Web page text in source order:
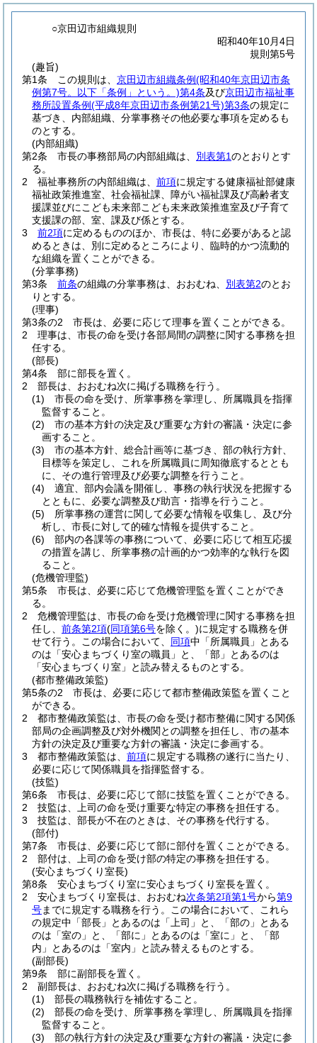
○京田辺市組織規則
昭和40年10月4日
規則第5号
(趣旨)
第1条
この規則は、 京田辺市組織条例(昭和40年京田辺市条
例第7号。以下「条例」という。)第4条及び京田辺市福祉事
務所設置条例(平成8年京田辺市条例第21号)第3条の規定に
基づき、内部組織、分掌事務その他必要な事項を定めるも
のとする。
(内部組織)
第2条
市長の事務部局の内部組織は、 別表第1のとおりとす
る。
2
福祉事務所の内部組織は、 前項に規定する健康福祉部健康
福祉政策推進室、社会福祉課、障がい福祉課及び高齢者支
援課並びにこども未来部こども未来政策推進室及び子育て
支援課の部、室、課及び係とする。
3
前2項に定めるもののほか、市長は、特に必要があると認
めるときは、別に定めるところにより、臨時的かつ流動的
な組織を置くことができる。
(分掌事務)
第3条
前条の組織の分掌事務は、おおむね、 別表第2のとお
りとする。
(理事)
第3条の2
市長は、必要に応じて理事を置くことができる。
2
理事は、市長の命を受け各部局間の調整に関する事務を担
任する。
(部長)
第4条
部に部長を置く。
2
部長は、おおむね次に掲げる職務を行う。
(1)
市長の命を受け、所掌事務を掌理し、所属職員を指揮
監督すること。
(2)
市の基本方針の決定及び重要な方針の審議・決定に参
画すること。
(3)
市の基本方針、総合計画等に基づき、部の執行方針、
目標等を策定し、これを所属職員に周知徹底するととも
に、その進行管理及び必要な調整を行うこと。
(4)
適宜、部内会議を開催し、事務の執行状況を把握する
とともに、必要な調整及び助言・指導を行うこと。
(5)
所掌事務の運営に関して必要な情報を収集し、及び分
析し、市長に対して的確な情報を提供すること。
(6)
部内の各課等の事務について、必要に応じて相互応援
の措置を講じ、所掌事務の計画的かつ効率的な執行を図
ること。
(危機管理監)
第5条
市長は、必要に応じて危機管理監を置くことができ
る。
2
危機管理監は、市長の命を受け危機管理に関する事務を担
任し、 前条第2項(同項第6号を除く。)に規定する職務を併
せて行う。
この場合において、 同項中「所属職員」とある
のは「安心まちづくり室の職員」と、「部」とあるのは
「安心まちづくり室」と読み替えるものとする。
(都市整備政策監)
第5条の2
市長は、必要に応じて都市整備政策監を置くこと
ができる。
2
都市整備政策監は、市長の命を受け都市整備に関する関係
部局の企画調整及び対外機関との調整を担任し、市の基本
方針の決定及び重要な方針の審議・決定に参画する。
3
都市整備政策監は、 前項に規定する職務の遂行に当たり、
必要に応じて関係職員を指揮監督する。
(技監)
第6条
市長は、必要に応じて部に技監を置くことができる。
2
技監は、上司の命を受け重要な特定の事務を担任する。
3
技監は、部長が不在のときは、その事務を代行する。
(部付)
第7条
市長は、必要に応じて部に部付を置くことができる。
2
部付は、上司の命を受け部の特定の事務を担任する。
(安心まちづくり室長)
第8条
安心まちづくり室に安心まちづくり室長を置く。
2
安心まちづくり室長は、おおむね次条第2項第1号から第9
号までに規定する職務を行う。
この場合において、これら
の規定中「部長」とあるのは「上司」と、「部の」とある
のは「室の」と、「部に」とあるのは「室に」と、「部
内」とあるのは「室内」と読み替えるものとする。
(副部長)
第9条
部に副部長を置く。
2
副部長は、おおむね次に掲げる職務を行う。
(1)
部長の職務執行を補佐すること。
(2)
部長の命を受け、所掌事務を掌理し、所属職員を指揮
監督すること。
(3)
部の執行方針の決定及び重要な方針の審議・決定に参